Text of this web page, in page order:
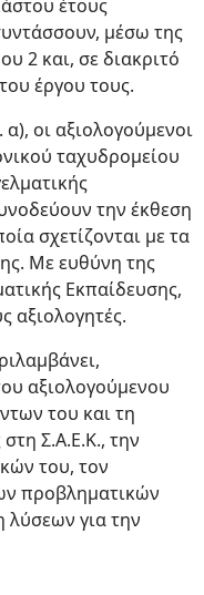
έτους
μέσω της
2 και, σε διακριτό
έργου τους.
οι αξιολογούμενοι
ταχυδρομείου
την έκθεση
σχετίζονται με τα
Με ευθύνη της
Εκπαίδευσης,
αξιολογητές.
αξιολογούμενου
του και τη
στη Σ.Α.Ε.Κ., την
του, τον
προβληματικών
λύσεων για την